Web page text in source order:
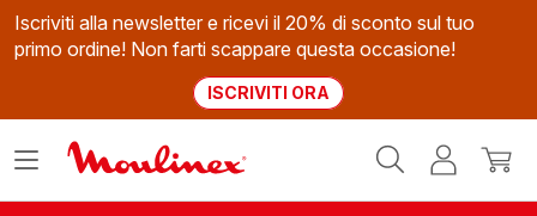
Iscriviti alla newsletter e ricevi il 20% di sconto sul tuo
primo ordine! Non farti scappare questa occasione!
ISCRIVITI ORA
Il
Apri